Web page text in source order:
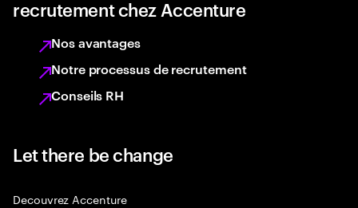
recrutement chez Accenture
Nos avantages
Notre processus de recrutement
Conseils RH
Let there be change
Decouvrez Accenture